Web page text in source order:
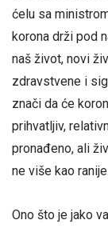
ćelu sa
korona drži pod
naš život, novi
zdravstvene i
znači da će
prihvatljiv,
pronađeno, ali
ne više kao ranije.
Ono što je jako